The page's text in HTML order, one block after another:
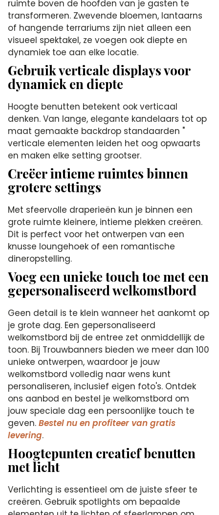
ruimte boven de hoofden van je gasten te
transformeren. Zwevende bloemen, lantaarns
of hangende terrariums zijn niet alleen een
visueel spektakel, ze voegen ook diepte en
dynamiek toe aan elke locatie.
Gebruik verticale displays voor
dynamiek en diepte
Hoogte benutten betekent ook verticaal
denken. Van lange, elegante kandelaars tot op
maat gemaakte backdrop standaarden "
verticale elementen leiden het oog opwaarts
en maken elke setting grootser.
Creëer intieme ruimtes binnen
grotere settings
Met sfeervolle draperieën kun je binnen een
grote ruimte kleinere, intieme plekken creëren.
Dit is perfect voor het ontwerpen van een
knusse loungehoek of een romantische
dineropstelling.
Voeg een unieke touch toe met een
gepersonaliseerd welkomstbord
Geen detail is te klein wanneer het aankomt op
je grote dag. Een gepersonaliseerd
welkomstbord bij de entree zet onmiddellijk de
toon. Bij Trouwbanners bieden we meer dan 100
unieke ontwerpen, waardoor je jouw
welkomstbord volledig naar wens kunt
personaliseren, inclusief eigen foto's. Ontdek
ons aanbod en bestel je welkomstbord om
jouw speciale dag een persoonlijke touch te
geven.Bestel nu en profiteer van gratis
levering.
Hoogtepunten creatief benutten
met licht
Verlichting is essentieel om de juiste sfeer te
creëren. Gebruik spotlights om bepaalde